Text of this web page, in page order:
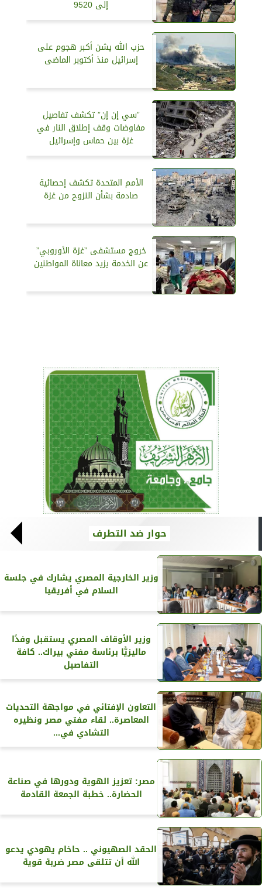
إلى 9520
حزب الله يشن أكبر هجوم على
إسرائيل منذ أكتوبر الماضى
”سي إن إن” تكشف تفاصيل
مفاوضات وقف إطلاق النار في
غزة بين حماس وإسرائيل
الأمم المتحدة تكشف إحصائية
صادمة بشأن النزوح من غزة
خروج مستشفى ”غزة الأوروبي”
عن الخدمة يزيد معاناة المواطنين
حوار ضد التطرف
وزير الخارجية المصري يشارك في جلسة
السلام في أفريقيا
وزير الأوقاف المصري يستقبل وفدًا
ماليزيًّا برئاسة مفتي بيراك.. كافة
التفاصيل
التعاون الإفتائي في مواجهة التحديات
المعاصرة.. لقاء مفتي مصر ونظيره
التشادي في...
مصر: تعزيز الهوية ودورها في صناعة
الحضارة.. خطبة الجمعة القادمة
الحقد الصهيوني .. حاخام يهودي يدعو
الله أن تتلقى مصر ضربة قوية